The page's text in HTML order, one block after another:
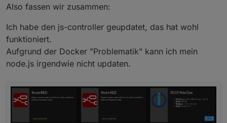
Ich schätze, die Meldung kommt
vom Influxdb-Adapter für jeden Alias,
der eine Konvertierungsfunktion
(lesend) aktiviert hat.
Ich mit Sicherheit auch nicht ;-)
Also fassen wir zusammen:
Ich habe den js-controller geupdatet, das hat wohl
funktioniert.
Aufgrund der Docker "Problematik" kann ich mein
node.js irgendwie nicht updaten.